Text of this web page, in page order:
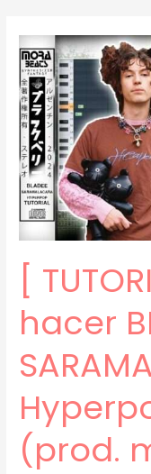
[
hacer
(prod.